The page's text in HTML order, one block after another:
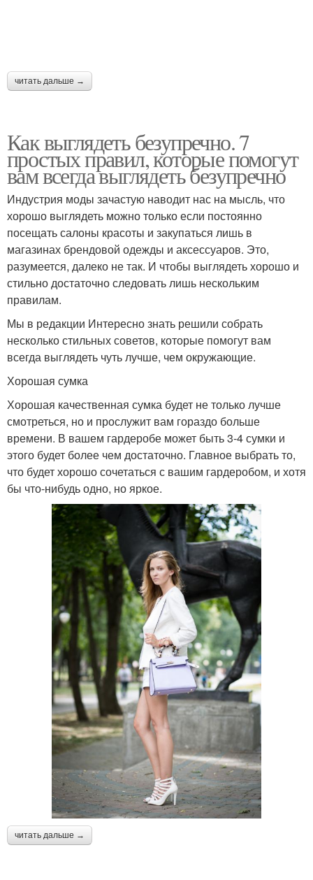
читать дальше →
Как выглядеть безупречно. 7
простых правил, которые помогут
вам всегда выглядеть безупречно
Индустрия моды зачастую наводит нас на мысль, что
хорошо выглядеть можно только если постоянно
посещать салоны красоты и закупаться лишь в
магазинах брендовой одежды и аксессуаров. Это,
разумеется, далеко не так. И чтобы выглядеть хорошо и
стильно достаточно следовать лишь нескольким
правилам.
Мы в редакции Интересно знать решили собрать
несколько стильных советов, которые помогут вам
всегда выглядеть чуть лучше, чем окружающие.
Хорошая сумка
Хорошая качественная сумка будет не только лучше
смотреться, но и прослужит вам гораздо больше
времени. В вашем гардеробе может быть 3-4 сумки и
этого будет более чем достаточно. Главное выбрать то,
что будет хорошо сочетаться с вашим гардеробом, и хотя
бы что-нибудь одно, но яркое.
читать дальше →